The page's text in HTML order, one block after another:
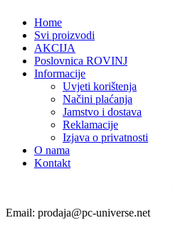
Home
Svi proizvodi
AKCIJA
Poslovnica ROVINJ
Informacije
Uvjeti korištenja
Načini plaćanja
Jamstvo i dostava
Reklamacije
Izjava o privatnosti
O nama
Kontakt
Email: prodaja@pc-universe.net